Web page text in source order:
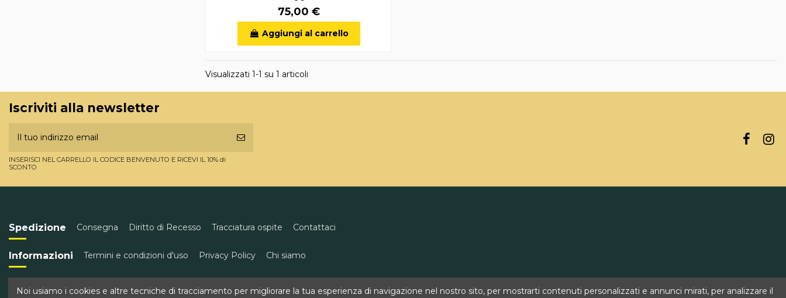
75,00 €
Aggiungi al carrello
Visualizzati 1-1 su 1 articoli
Iscriviti alla newsletter
INSERISCI NEL CARRELLO IL CODICE BENVENUTO E RICEVI IL 10% di
SCONTO
Spedizione Consegna Diritto di Recesso Tracciatura ospite Contattaci
Informazioni Termini e condizioni d'uso Privacy Policy Chi siamo
Noi usiamo i cookies e altre tecniche di tracciamento per migliorare la tua esperienza di navigazione nel nostro sito, per mostrarti contenuti personalizzati e annunci mirati, per analizzare il